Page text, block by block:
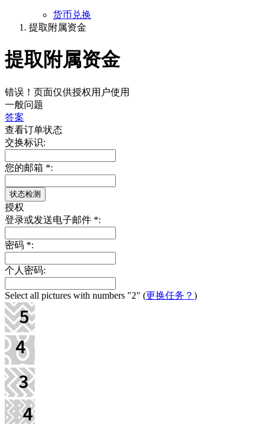
货币兑换
提取附属资金
提取附属资金
错误！页面仅供授权用户使用
一般问题
答案
查看订单状态
交换标识:
您的邮箱 *:
授权
登录或发送电子邮件 *:
密码 *:
个人密码:
Select all pictures with numbers "2" (更换任务？ )